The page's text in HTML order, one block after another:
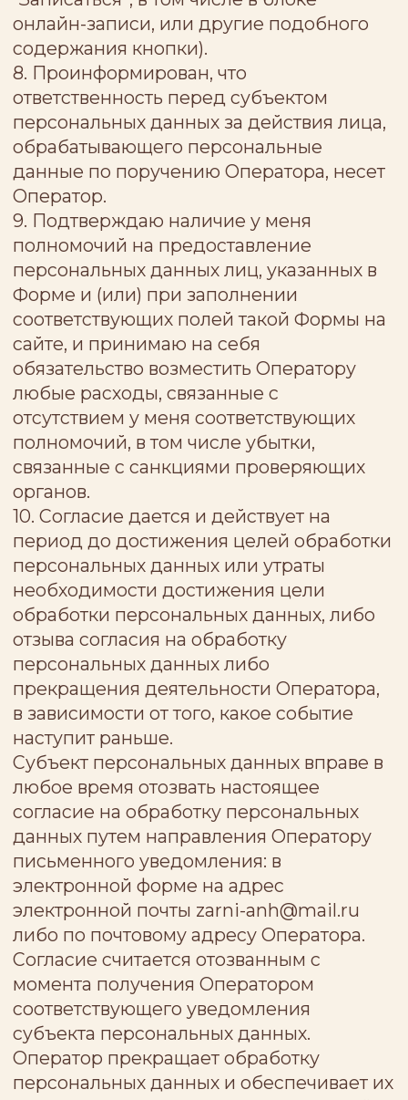
личности субъекта персональных
данных.
Отзыв согласия не влияет на законность
обработки персональных данных,
осуществленной до момента получения
такого отзыва.
предусмотрено настоящим Согласием,
Оператор и субъекты персональных
данных руководствуются Политикой
обработки и конфиденциальности
персональных данных в
информационно-
телекоммуникационной сети "Интернет",
расположенной по адресу
https://docs.google.com/document/d/1dW
oz3quc6sWG7Pk63S7-12_dxhyfQB4ljwpR
RSbJLms/edit?usp=sharing
нормами действующего
законодательства РФ.